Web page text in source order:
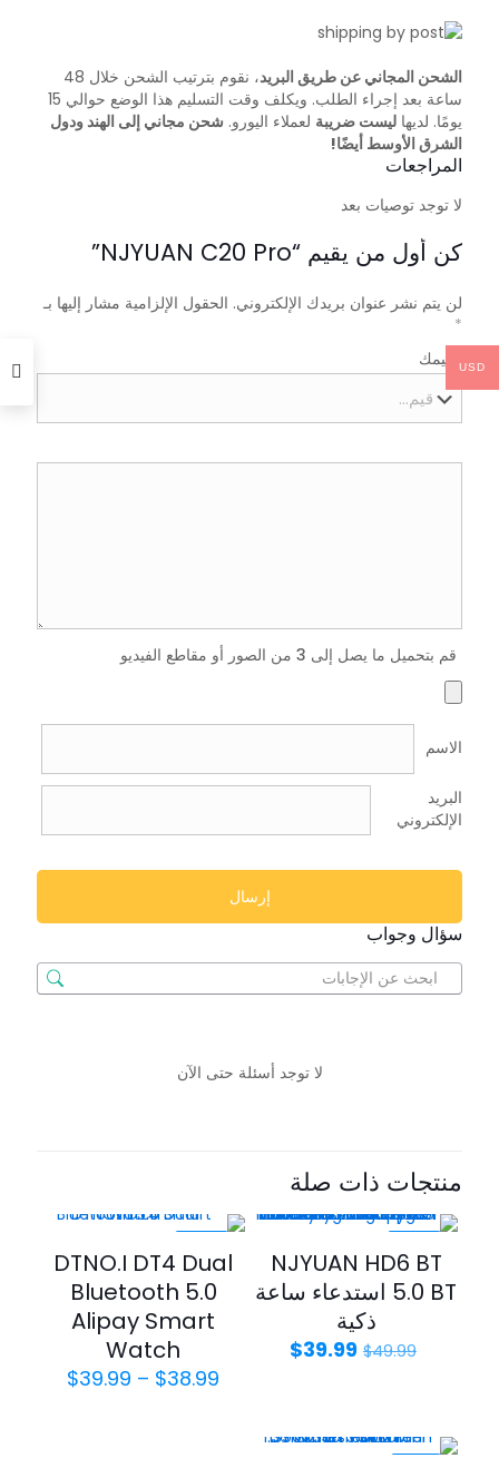
الشحن المجاني عن طريق البريد
، نقوم بترتيب الشحن خلال 48
ساعة بعد إجراء الطلب. ويكلف وقت التسليم هذا الوضع حوالي 15
يومًا. لديها ليست ضريبة لعملاء اليورو. شحن مجاني إلى الهند ودول
الشرق الأوسط أيضًا!
المراجعات
لا توجد توصيات بعد
كن أول من يقيم “NJYUAN C20 Pro”
لن يتم نشر عنوان بريدك الإلكتروني. الحقول الإلزامية مشار إليها بـ
*
تقييمك
قم بتحميل ما يصل إلى 3 من الصور أو مقاطع الفيديو
الاسم
البريد
الإلكتروني
سؤال وجواب
لا توجد أسئلة حتى الآن
منتجات ذات صلة
NJYUAN HD6 BT
5.0 BT استدعاء ساعة
ذكية
$49.99
$39.99
DTNO.I DT4 Dual
Bluetooth 5.0
Alipay Smart
Watch
$38.99
–
$39.99
USD